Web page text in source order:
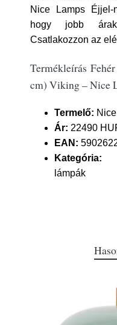
Nice Lamps Éjjel-
hogy jobb
Csatlakozzon az
Termékleírás
cm) Viking – Nice
Termelő:
Ár: 22490
EAN:
Kategória:
lámpák